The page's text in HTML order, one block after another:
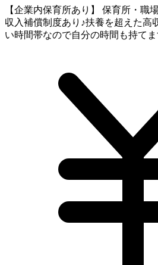
【企業内保育所あり】 保育所・職
収入補償制度あり♪扶養を超えた
い時間帯なので自分の時間も持てま